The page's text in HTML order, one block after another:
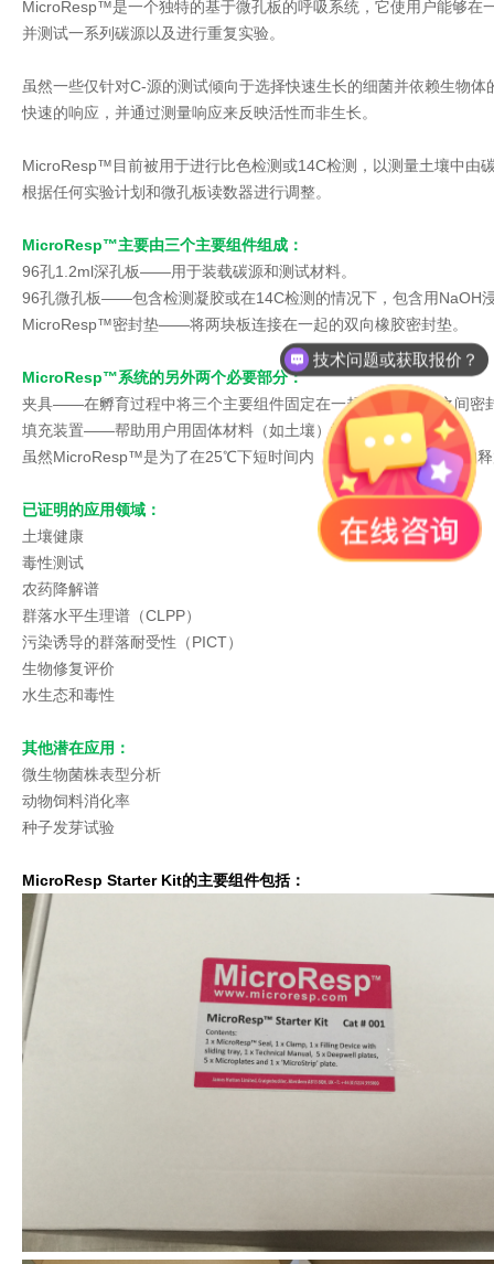
MicroResp™是一个独特的基于微孔板的呼吸系统，它使用户能够在
并测试一系列碳源以及进行重复实验。
虽然一些仅针对C-源的测试倾向于选择快速生长的细菌并依赖生物
快速的响应，并通过测量响应来反映活性而非生长。
MicroResp™目前被用于进行比色检测或14C检测，以测量土壤中由
根据任何实验计划和微孔板读数器进行调整。
MicroResp™主要由三个主要组件组成：
96孔1.2ml深孔板——用于装载碳源和测试材料。
96孔微孔板——包含检测凝胶或在14C检测的情况下，包含用NaOH
MicroResp™密封垫——将两块板连接在一起的双向橡胶密封垫。
MicroResp™系统的另外两个必要部分：
夹具——在孵育过程中将三个主要组件固定在一起，确保各孔之间密
填充装置——帮助用户用固体材料（如土壤）填充深孔板。
虽然MicroResp™是为了在25℃下短时间内（4-6小时）测量CO2的
已证明的应用领域：
土壤健康
毒性测试
农药降解谱
群落水平生理谱（CLPP）
污染诱导的群落耐受性（PICT）
生物修复评价
水生态和毒性
其他潜在应用：
微生物菌株表型分析
动物饲料消化率
种子发芽试验
MicroResp Starter Kit的主要组件包括：
技术问题或获取报价？